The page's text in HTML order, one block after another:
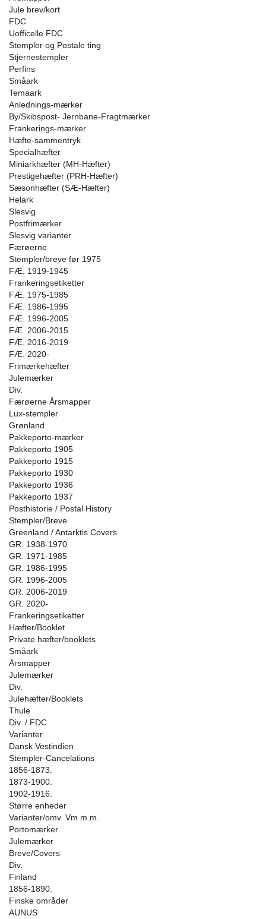
Jule brev/kort
FDC
Uofficelle FDC
Stempler og Postale ting
Stjernestempler
Perfins
Småark
Temaark
Anlednings-mærker
By/Skibspost- Jernbane-Fragtmærker
Frankerings-mærker
Hæfte-sammentryk
Specialhæfter
Miniarkhæfter (MH-Hæfter)
Prestigehæfter (PRH-Hæfter)
Sæsonhæfter (SÆ-Hæfter)
Helark
Slesvig
Postfrimærker
Slesvig varianter
Færøerne
Stempler/breve før 1975
FÆ. 1919-1945
Frankeringsetiketter
FÆ. 1975-1985
FÆ. 1986-1995
FÆ. 1996-2005
FÆ. 2006-2015
FÆ. 2016-2019
FÆ. 2020-
Frimærkehæfter
Julemærker
Div.
Færøerne Årsmapper
Lux-stempler
Grønland
Pakkeporto-mærker
Pakkeporto 1905
Pakkeporto 1915
Pakkeporto 1930
Pakkeporto 1936
Pakkeporto 1937
Posthistorie / Postal History
Stempler/Breve
Greenland / Antarktis Covers
GR. 1938-1970
GR. 1971-1985
GR. 1986-1995
GR. 1996-2005
GR. 2006-2019
GR. 2020-
Frankeringsetiketter
Hæfter/Booklet
Private hæfter/booklets
Småark
Årsmapper
Julemærker
Div.
Julehæfter/Booklets
Thule
Div. / FDC
Varianter
Dansk Vestindien
Stempler-Cancelations
1856-1873.
1873-1900.
1902-1916.
Større enheder
Varianter/omv. Vm m.m.
Portomærker
Julemærker
Breve/Covers
Div.
Finland
1856-1890.
Finske områder
AUNUS